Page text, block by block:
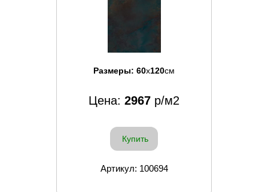
Размеры: 60x120см
Цена: 2967 р/м2
Купить
Артикул: 100694